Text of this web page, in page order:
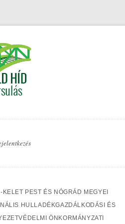
KELET PEST ÉS NÓGRÁD MEGYEI
HULLADÉKGAZDÁLKODÁSI ÉS
ÖNKORMÁNYZATI